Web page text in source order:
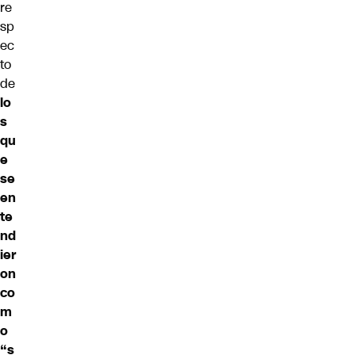
re
sp
ec
to
de
lo
s
qu
e
se
en
te
nd
ier
on
co
m
o
“s